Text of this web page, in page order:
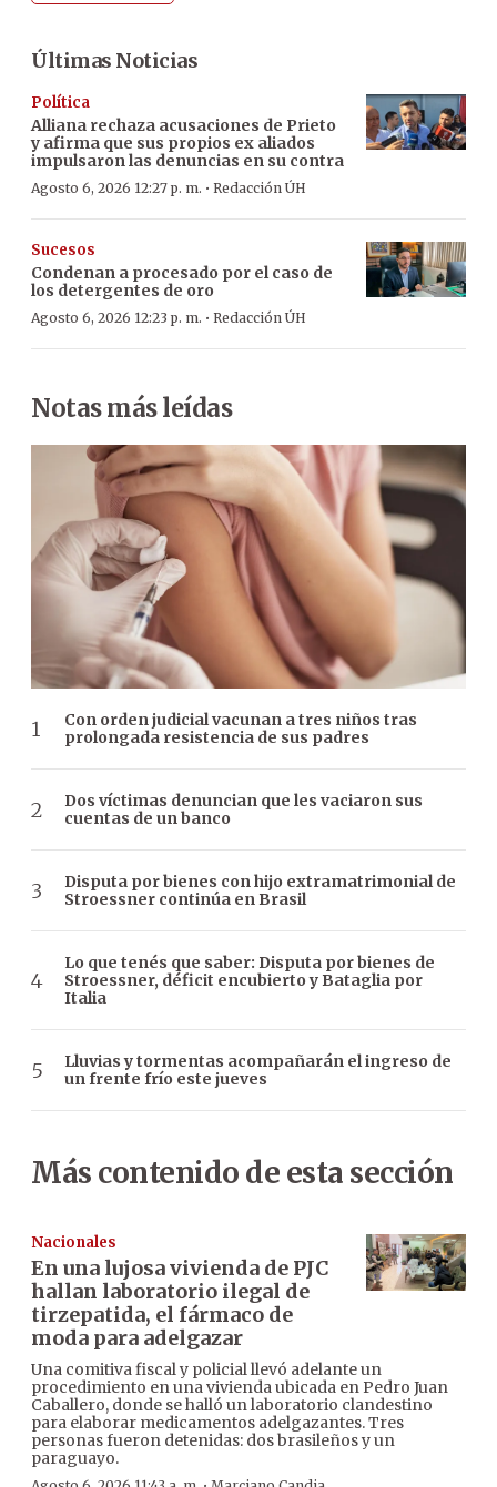
Últimas Noticias
Política
Alliana rechaza acusaciones de Prieto
y afirma que sus propios ex aliados
impulsaron las denuncias en su contra
Agosto 6, 2026 12:27 p. m. · Redacción ÚH
Sucesos
Condenan a procesado por el caso de
los detergentes de oro
Agosto 6, 2026 12:23 p. m. · Redacción ÚH
Notas más leídas
Con orden judicial vacunan a tres niños tras
prolongada resistencia de sus padres
Dos víctimas denuncian que les vaciaron sus
cuentas de un banco
Disputa por bienes con hijo extramatrimonial de
Stroessner continúa en Brasil
Lo que tenés que saber: Disputa por bienes de
Stroessner, déficit encubierto y Bataglia por
Italia
Lluvias y tormentas acompañarán el ingreso de
un frente frío este jueves
Más contenido de esta sección
Nacionales
En una lujosa vivienda de PJC
hallan laboratorio ilegal de
tirzepatida, el fármaco de
moda para adelgazar
Una comitiva fiscal y policial llevó adelante un
procedimiento en una vivienda ubicada en Pedro Juan
Caballero, donde se halló un laboratorio clandestino
para elaborar medicamentos adelgazantes. Tres
personas fueron detenidas: dos brasileños y un
paraguayo.